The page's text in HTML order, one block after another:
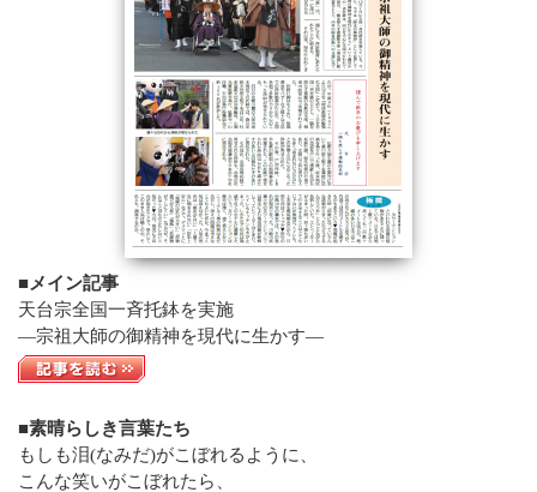
■メイン記事
天台宗全国一斉托鉢を実施
―宗祖大師の御精神を現代に生かす―
■素晴らしき言葉たち
もしも泪(なみだ)がこぼれるように、
こんな笑いがこぼれたら、